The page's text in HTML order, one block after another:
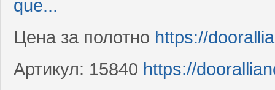
que...
Цена за полотно https://
Артикул: 15840 https://